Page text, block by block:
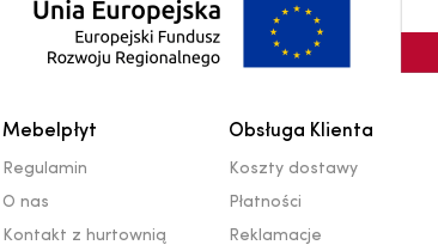
Mebelpłyt
Regulamin
O nas
Kontakt z hurtownią
Obsługa Klienta
Koszty dostawy
Płatności
Reklamacje